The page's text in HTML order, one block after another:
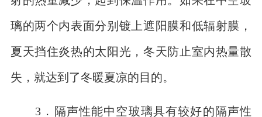
璃的两个内表面分别镀上遮阳膜和低辐射膜，
夏天挡住炎热的太阳光，冬天防止室内热量散
失，就达到了冬暖夏凉的目的。
3．隔声性能中空玻璃具有较好的隔声性